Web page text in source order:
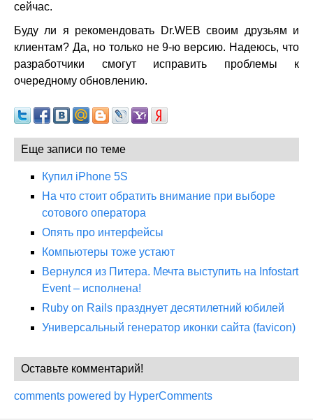
сейчас.
Буду ли я рекомендовать Dr.WEB своим друзьям и
клиентам? Да, но только не 9-ю версию. Надеюсь, что
разработчики смогут исправить проблемы к
очередному обновлению.
Еще записи по теме
Купил iPhone 5S
На что стоит обратить внимание при выборе
сотового оператора
Опять про интерфейсы
Компьютеры тоже устают
Вернулся из Питера. Мечта выступить на Infostart
Event – исполнена!
Ruby on Rails празднует десятилетний юбилей
Универсальный генератор иконки сайта (favicon)
Оставьте комментарий!
comments powered by HyperComments